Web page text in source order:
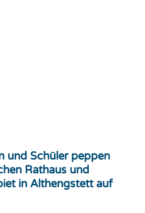
und Schüler peppen
Rathaus und
in Althengstett auf